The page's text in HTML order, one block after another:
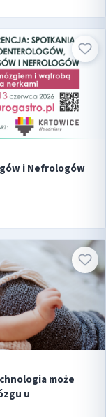
i Nefrologów
może
u